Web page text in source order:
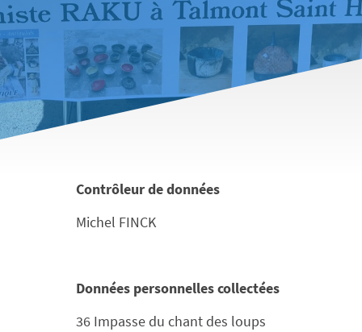
Contrôleur de données
Michel FINCK
Données personnelles collectées
36 Impasse du chant des loups